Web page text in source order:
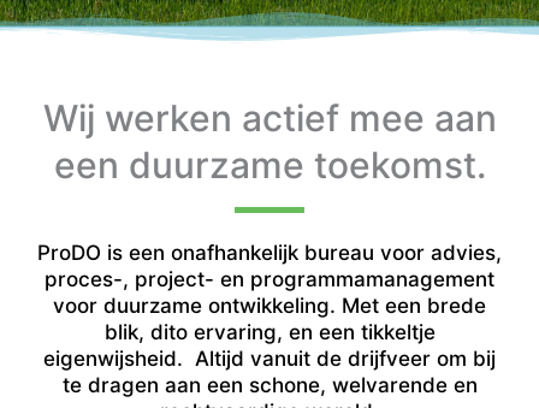
Wij werken actief mee aan
een duurzame toekomst.
ProDO is een onafhankelijk bureau voor advies,
proces-, project- en programmamanagement
voor duurzame ontwikkeling. Met een brede
blik, dito ervaring, en een tikkeltje
eigenwijsheid. Altijd vanuit de drijfveer om bij
te dragen aan een schone, welvarende en